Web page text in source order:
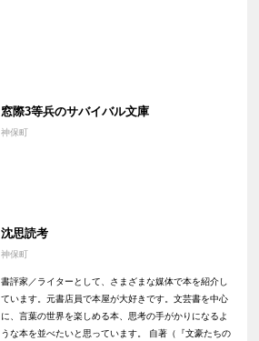
窓際3等兵のサバイバル文庫
神保町
沈思読考
神保町
書評家／ライターとして、さまざまな媒体で本を紹介し
ています。元書店員で本屋が大好きです。文芸書を中心
に、言葉の世界を楽しめる本、思考の手がかりになるよ
うな本を並べたいと思っています。 自著（『文豪たちの